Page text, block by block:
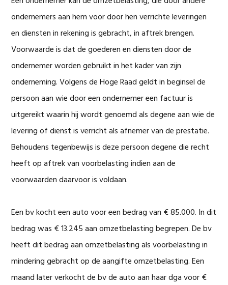
ondernemers aan hem voor door hen verrichte leveringen
en diensten in rekening is gebracht, in aftrek brengen.
Voorwaarde is dat de goederen en diensten door de
ondernemer worden gebruikt in het kader van zijn
onderneming. Volgens de Hoge Raad geldt in beginsel de
persoon aan wie door een ondernemer een factuur is
uitgereikt waarin hij wordt genoemd als degene aan wie de
levering of dienst is verricht als afnemer van de prestatie.
Behoudens tegenbewijs is deze persoon degene die recht
heeft op aftrek van voorbelasting indien aan de
voorwaarden daarvoor is voldaan.
Een bv kocht een auto voor een bedrag van € 85.000. In dit
bedrag was € 13.245 aan omzetbelasting begrepen. De bv
heeft dit bedrag aan omzetbelasting als voorbelasting in
mindering gebracht op de aangifte omzetbelasting. Een
maand later verkocht de bv de auto aan haar dga voor €